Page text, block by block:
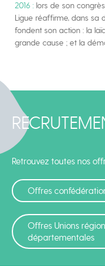
2016 : lors de son
Ligue réaffirme, dans sa
fondent son action : la
grande cause ; et la
Retrouvez toutes nos
Offres
Offres Unions
départementales